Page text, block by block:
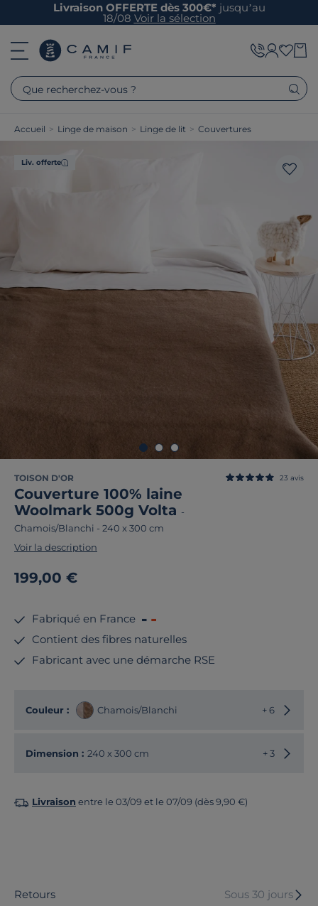
Livraison OFFERTE dès 300€* jusqu’au
18/08 Voir la sélection
Que recherchez-vous ?
Accueil > Linge de maison > Linge de lit > Couvertures
Liv. offerte
TOISON D'OR
Couverture 100% laine
Woolmark 500g Volta -
Chamois/Blanchi - 240 x 300 cm
23 avis
Voir la description
199,00 €
Fabriqué en France
Contient des fibres naturelles
Fabricant avec une démarche RSE
Couleur : Chamois/Blanchi + 6
Dimension : 240 x 300 cm + 3
Livraison entre le 03/09 et le 07/09 (dès 9,90 €)
Retours Sous 30 jours